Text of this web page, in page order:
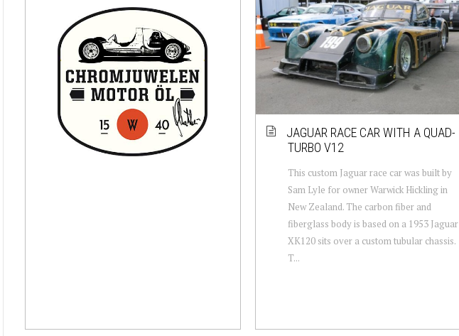
JAGUAR RACE CAR WITH A QUAD-
TURBO V12
This custom Jaguar race car was built by
Sam Lyle for owner Warwick Hickling in
New Zealand. The carbon fiber and
fiberglass body is based on a 1953 Jaguar
XK120 sits over a custom tubular chassis.
T...